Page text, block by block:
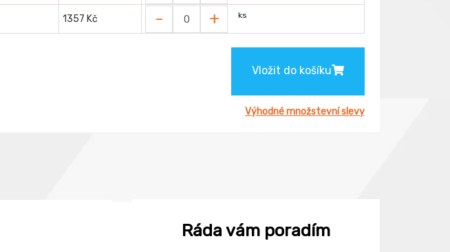
1357 Kč - + ks
Vložit do košíku
Výhodné množstevní slevy
Ráda vám poradím